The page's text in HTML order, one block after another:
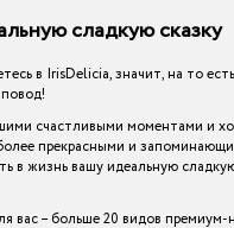
сладкую сказку
в IrisDelicia, значит, на то есть
счастливыми моментами и
прекрасными и
в жизнь вашу идеальную
вас – больше 20 видов премиум-